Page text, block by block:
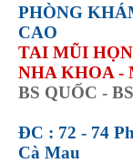
PHÒNG
CAO
TAI MŨI
NHA KHOA -
BS QUỐC -
ĐC : 72 - 74
Cà Mau